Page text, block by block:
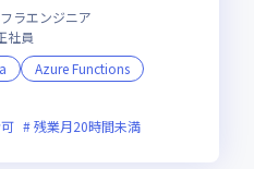
ラエンジニア
社員
Azure Functions
残業月20時間未満